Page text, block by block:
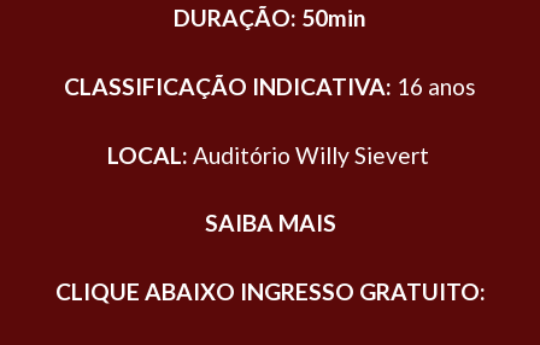
DURAÇÃO: 50min
CLASSIFICAÇÃO INDICATIVA: 16 anos
LOCAL: Auditório Willy Sievert
SAIBA MAIS
CLIQUE ABAIXO INGRESSO GRATUITO: